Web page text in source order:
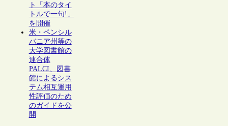
ト「本のタイ
トルで一句!」
を開催
米・ペンシル
バニア州等の
大学図書館の
連合体
PALCI、図書
館によるシス
テム相互運用
性評価のため
のガイドを公
開